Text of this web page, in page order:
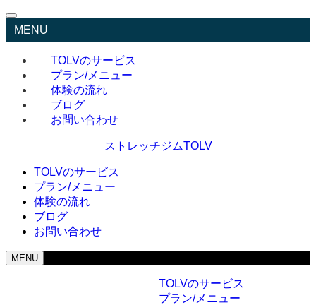
MENU
TOLVのサービス
プラン/メニュー
体験の流れ
ブログ
お問い合わせ
ストレッチジムTOLV
TOLVのサービス
プラン/メニュー
体験の流れ
ブログ
お問い合わせ
MENU
TOLVのサービス
プラン/メニュー